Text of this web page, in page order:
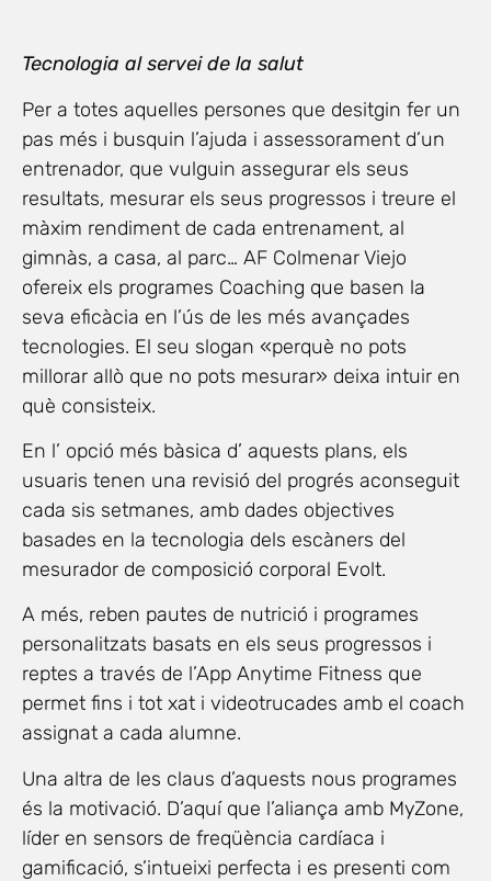
Tecnologia al servei de la salut
Per a totes aquelles persones que desitgin fer un
pas més i busquin l’ajuda i assessorament d’un
entrenador, que vulguin assegurar els seus
resultats, mesurar els seus progressos i treure el
màxim rendiment de cada entrenament, al
gimnàs, a casa, al parc… AF Colmenar Viejo
ofereix els programes Coaching que basen la
seva eficàcia en l’ús de les més avançades
tecnologies. El seu slogan «perquè no pots
millorar allò que no pots mesurar» deixa intuir en
què consisteix.
En l’ opció més bàsica d’ aquests plans, els
usuaris tenen una revisió del progrés aconseguit
cada sis setmanes, amb dades objectives
basades en la tecnologia dels escàners del
mesurador de composició corporal Evolt.
A més, reben pautes de nutrició i programes
personalitzats basats en els seus progressos i
reptes a través de l’App Anytime Fitness que
permet fins i tot xat i videotrucades amb el coach
assignat a cada alumne.
Una altra de les claus d’aquests nous programes
és la motivació. D’aquí que l’aliança amb MyZone,
líder en sensors de freqüència cardíaca i
gamificació, s’intueixi perfecta i es presenti com